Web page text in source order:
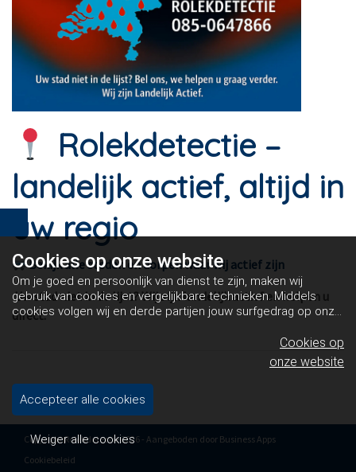
Rolekdetectie –
landelijk actief, altijd in
uw regio
Bekijk alle steden en dorpen waar wij actief zijn
Uw stad niet in de lijst? Wij zijn landelijk actief en helpen u
direct.
Copyright Rolekdetectie 2026 - Aangeboden door Business Apps
Cookiebeleid
Cookies oponze website
Om je goed en persoonlijk van dienst te zijn, maken wij
gebruik van cookies en vergelijkbare technieken. Middels
cookies volgen wij en derde partijen jouw surfgedrag op onze
en dit maakt het voor jou mogelijk om informatie te delen via
Cookies op
onze website
Accepteer alle cookies
Weiger alle cookies